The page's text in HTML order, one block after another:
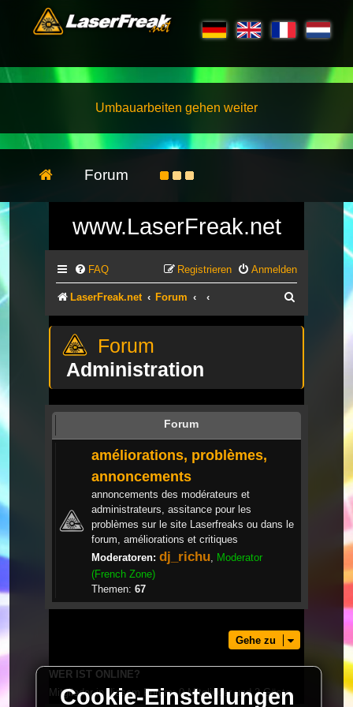
Umbauarbeiten gehen weiter
Forum
www.LaserFreak.net
FAQ Anmelden
Registrieren
LaserFreak.net Forum
Administration
Forum
améliorations, problèmes,
annoncements
annoncements des modérateurs et
administrateurs, assitance pour les
problèmes sur le site Laserfreaks ou dans le
forum, améliorations et critiques
Moderatoren: dj_richu Moderator
(French Zone)
Themen: 67
Gehe zu
WER IST ONLINE?
Mitglieder in diesem Forum: 0 Mitglieder und 2 Gäste
Cookie-Einstellungen